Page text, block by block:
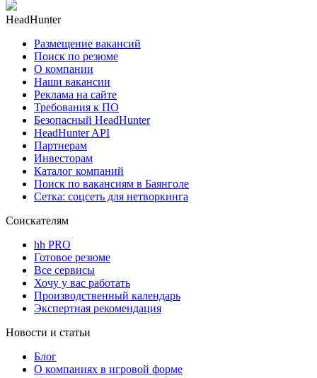
HeadHunter
Размещение вакансий
Поиск по резюме
О компании
Наши вакансии
Реклама на сайте
Требования к ПО
Безопасный HeadHunter
HeadHunter API
Партнерам
Инвесторам
Каталог компаний
Поиск по вакансиям в Баянголе
Сетка: соцсеть для нетворкинга
Соискателям
hh PRO
Готовое резюме
Все сервисы
Хочу у вас работать
Производственный календарь
Экспертная рекомендация
Новости и статьи
Блог
О компаниях в игровой форме